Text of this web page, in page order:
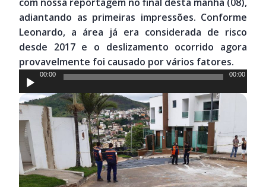
adiantando as primeiras impressões. Conforme
Leonardo, a área já era considerada de risco
desde 2017 e o deslizamento ocorrido agora
provavelmente foi causado por vários fatores.
Tocador
de
áudio
00:00 00:00